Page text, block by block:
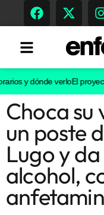
Tendencias
Memoria Histórica
Gastronomía
y dónde verloEl proyecto
Choca su
un poste
Lugo y
alcohol,